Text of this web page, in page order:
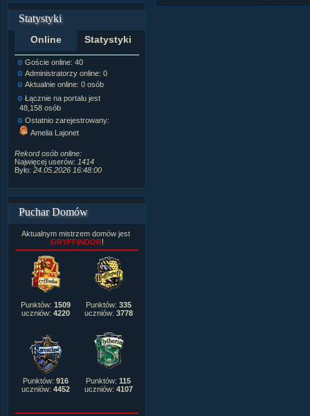
Statystyki
Online Statystyki
Goście online: 40
Administratorzy online: 0
Aktualnie online: 0 osób
Łącznie na portalu jest
48,158 osób
Ostatnio zarejestrowany:
Amelia Lajonet
Rekord osób online:
Najwięcej userów: 1414
Było: 24.05.2026 16:48:00
Puchar Domów
Aktualnym mistrzem domów jest
GRYFFINDOR!
Punktów: 1509
uczniów: 4220
Punktów: 335
uczniów: 3778
Punktów: 916
uczniów: 4452
Punktów: 115
uczniów: 4107